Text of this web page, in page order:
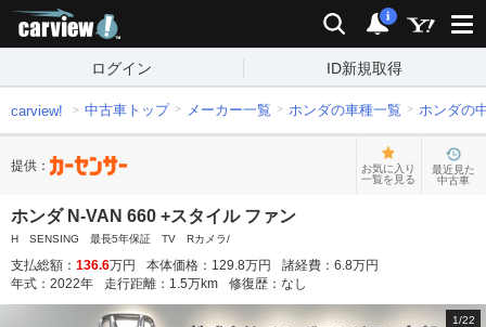
検索 通知
i
ログイン ID新規取得
carview! 中古車トップ メーカー一覧 ホンダの車種一覧 ホンダの
提供：
お気に入り
一覧を見る
最近見た
中古車
ホンダ N-VAN 660 +スタイル ファン
H SENSING 最長5年保証 TV Rカメラ/
支払総額： 136.6万円 本体価格： 129.8万円 諸経費： 6.8万円
年式： 2022年 走行距離： 1.5万km 修復歴： なし
1/22